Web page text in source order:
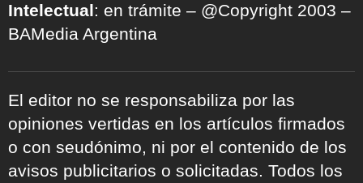
Intelectual: en trámite – @Copyright 2003 –
BAMedia Argentina
El editor no se responsabiliza por las
opiniones vertidas en los artículos firmados
o con seudónimo, ni por el contenido de los
avisos publicitarios o solicitadas. Todos los